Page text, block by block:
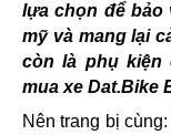
lựa chọn để bảo
mỹ và mang lại
còn là phụ kiện
mua xe Dat.Bike
Nên trang bị cùng: